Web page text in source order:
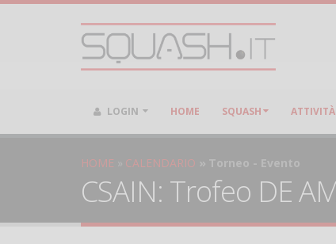
LOGIN HOME SQUASH ATTIVITÀ
HOME CALENDARIO Torneo - Evento
CSAIN: Trofeo DE